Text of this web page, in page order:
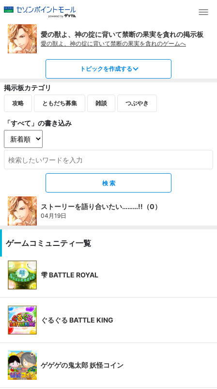
愛の獣よ、神の掟に背いて禁断の果実を貪れの掲示板
愛の獣よ、神の掟に背いて禁断の果実を貪れのゲームへ
トピックを作成する
掲示板カテゴリ
攻略 ともだち募集 雑談 つぶやき
「すべて」の書き込み
ストーリーを語り合いたい………!!（0）
04月19日
ゲームコミュニティ一覧
雫 BATTLE ROYAL
ぐるぐる BATTLE KING
ゲゲゲの鬼太郎 妖怪コイン